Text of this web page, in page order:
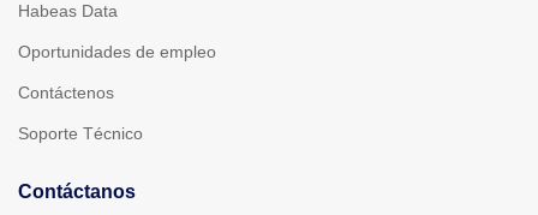
Habeas Data
Oportunidades de empleo
Contáctenos
Soporte Técnico
Contáctanos